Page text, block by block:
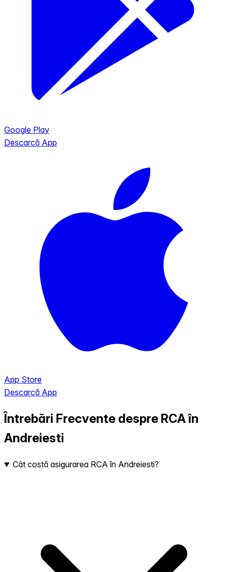
Google Play
Descarcă App
App Store
Descarcă App
Întrebări Frecvente despre RCA în
Andreiesti
Cât costă asigurarea RCA în Andreiesti?